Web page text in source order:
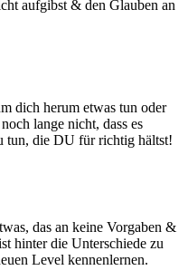
aufgibst & den Glauben an
dich herum etwas tun oder
lange nicht, dass es
tun, die DU für richtig hältst!
das an keine Vorgaben &
hinter die Unterschiede zu
Level kennenlernen.